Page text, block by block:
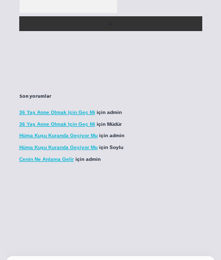
Son yorumlar
36 Yaş Anne Olmak Için Geç Mi için admin
36 Yaş Anne Olmak Için Geç Mi için Müdür
Hüma Kuşu Kuranda Geçiyor Muiçin admin
Hüma Kuşu Kuranda Geçiyor Muiçin Soylu
Cenin Ne Anlama Geliriçin admin